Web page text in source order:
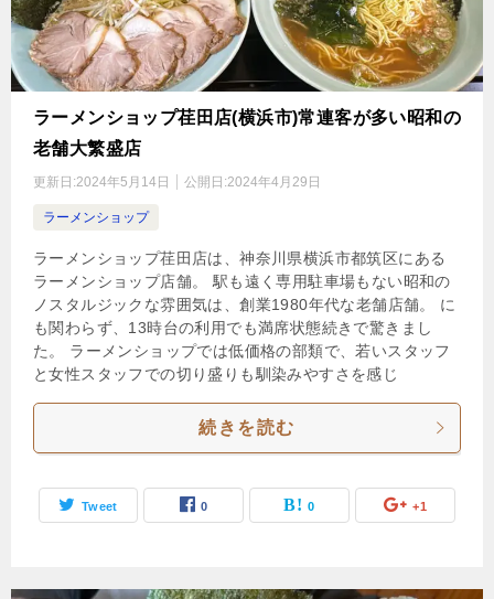
ラーメンショップ荏田店(横浜市)常連客が多い昭和の
老舗大繁盛店
更新日:2024年5月14日 公開日:2024年4月29日
ラーメンショップ
ラーメンショップ荏田店は、神奈川県横浜市都筑区にある
ラーメンショップ店舗。 駅も遠く専用駐車場もない昭和の
ノスタルジックな雰囲気は、創業1980年代な老舗店舗。 に
も関わらず、13時台の利用でも満席状態続きで驚きまし
た。 ラーメンショップでは低価格の部類で、若いスタッフ
と女性スタッフでの切り盛りも馴染みやすさを感じ
続きを読む
Tweet 0 0 +1